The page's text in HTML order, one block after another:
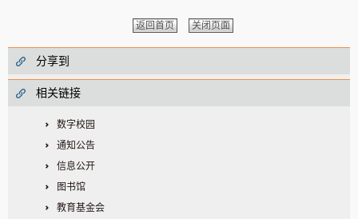
返回首页 关闭页面
分享到
相关链接
数字校园
通知公告
信息公开
图书馆
教育基金会